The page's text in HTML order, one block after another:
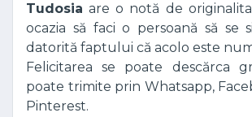
Tudosia are o notă de
ocazia să faci o persoană să se
datorită faptului că acolo este
Felicitarea se poate descărca
poate trimite prin Whatsapp,
Pinterest.